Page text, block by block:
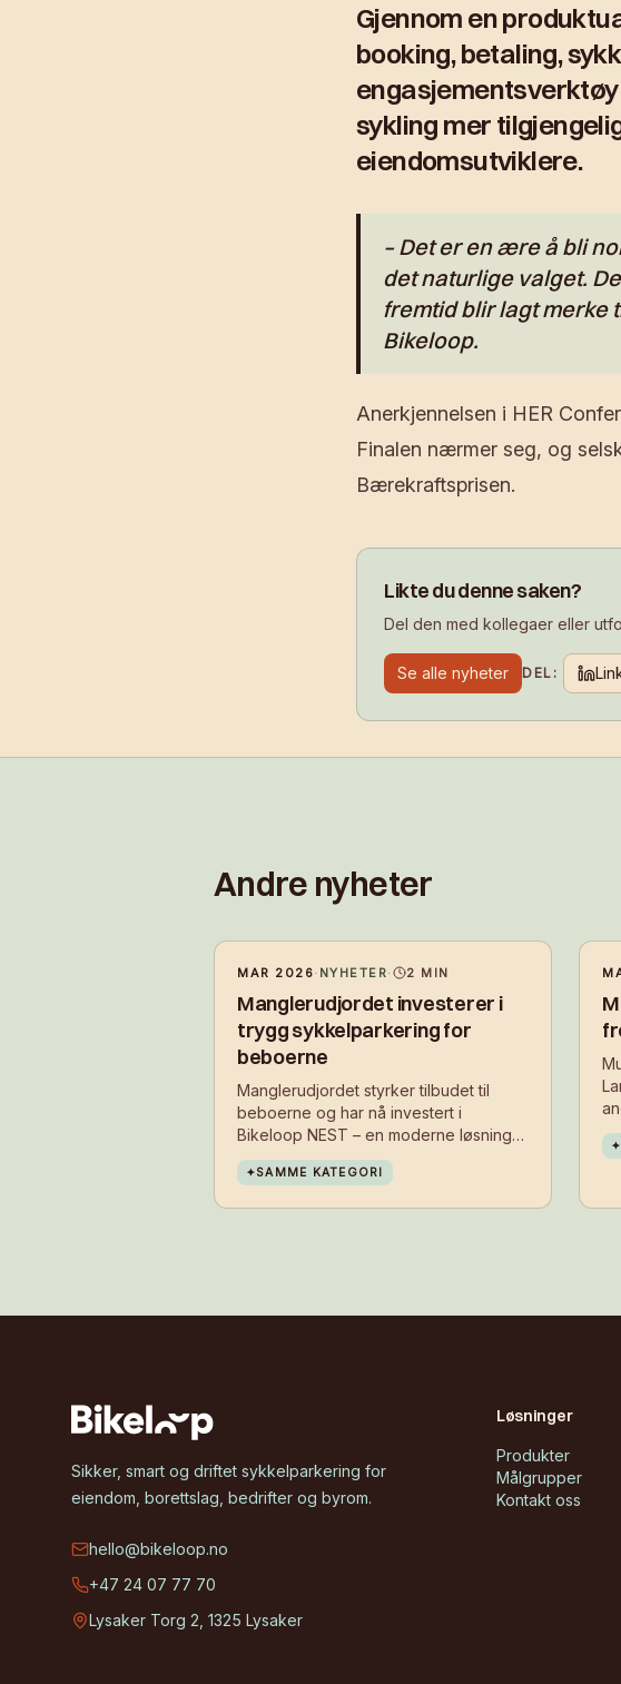
Gjennom en
booking, betaling,
sykling mer
eiendomsutviklere.
– Det er en ære å bli
det naturlige valget.
fremtid blir lagt merke
Bikeloop.
Anerkjennelsen i HER
Finalen nærmer seg, og
Bærekraftsprisen.
Likte du denne saken?
Del den med kollegaer eller
Se alle nyheter DEL:
Andre nyheter
MAR 2026· NYHETER· 2 MIN
Manglerudjordet investerer i
trygg sykkelparkering for
beboerne
Manglerudjordet styrker tilbudet til
beboerne og har nå investert i
Bikeloop NEST – en moderne løsning
for sikker og brukervennlig
sykkelparkering. Tiltaket skal gjøre det
✦SAMME KATEGORI
✦
Sikker, smart og driftet sykkelparkering for
eiendom, borettslag, bedrifter og byrom.
hello@bikeloop.no
+47 24 07 77 70
Lysaker Torg 2, 1325 Lysaker
Løsninger
Produkter
Målgrupper
Kontakt oss